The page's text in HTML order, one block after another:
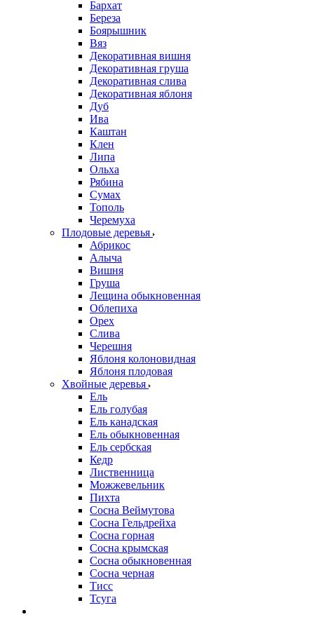
Бархат
Береза
Боярышник
Вяз
Декоративная вишня
Декоративная груша
Декоративная слива
Декоративная яблоня
Дуб
Ива
Каштан
Клен
Липа
Ольха
Рябина
Сумах
Тополь
Черемуха
Плодовые деревья
Абрикос
Алыча
Вишня
Груша
Лещина обыкновенная
Облепиха
Орех
Слива
Черешня
Яблоня колоновидная
Яблоня плодовая
Хвойные деревья
Ель
Ель голубая
Ель канадская
Ель обыкновенная
Ель сербская
Кедр
Лиственница
Можжевельник
Пихта
Сосна Веймутова
Сосна Гельдрейха
Сосна горная
Сосна крымская
Сосна обыкновенная
Сосна черная
Тисс
Тсуга